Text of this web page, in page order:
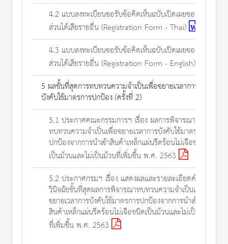
4.2 แบบลงทะเบียนขอรับข้อคิดเห็นฉบับเปิดเผยของผู้มี
ส่วนได้เสียรายอื่น (Registration Form - Thai)
4.3 แบบลงทะเบียนขอรับข้อคิดเห็นฉบับเปิดเผยของผู้มี
ส่วนได้เสียรายอื่น (Registration Form - English)
5 ผลชั้นที่สุดการทบทวนความจำเป็นเพื่อขยายเวลาการ
บังคับใช้มาตรการปกป้อง (ครั้งที่ 2)
5.1 ประกาศคณะกรรมการฯ เรื่อง ผลการพิจารณา
ทบทวนความจำเป็นเพื่อขยายเวลาการบังคับใช้มาตรการ
ปกป้องจากการนำเข้าสินค้าเหล็กแผ่นรีดร้อนไม่เจือชนิด
เป็นม้วนและไม่เป็นม้วนที่เพิ่มขึ้น พ.ศ. 2563
5.2 ประกาศกรมฯ เรื่อง แสดงผลและรายละเอียดคำ
วินิจฉัยชั้นที่สุดผลการพิจารณาทบทวนความจำเป็นเพื่อ
ขยายเวลาการบังคับใช้มาตรการปกป้องจากการนำเข้า
สินค้าเหล็กแผ่นรีดร้อนไม่เจือชนิดเป็นม้วนและไม่เป็นม้วน
ที่เพิ่มขึ้น พ.ศ. 2563